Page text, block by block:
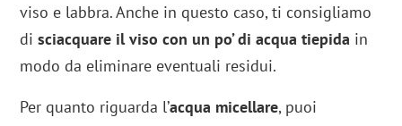
viso e labbra. Anche in questo caso, ti consigliamo
disciacquare il viso con un po’ di acqua tiepida in
modo da eliminare eventuali residui.
Per quanto riguarda l’acqua micellare, puoi